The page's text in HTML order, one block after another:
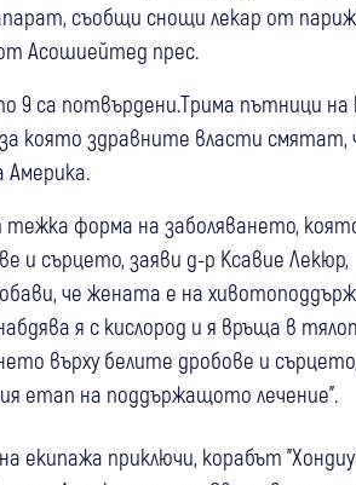
съобщи снощи лекар от
Асошиейтед прес.
9 са потвърдени.Трима пътници на
за която здравните власти смятат,
Америка.
форма на заболяването,
и сърцето, заяви д-р Ксавие Лекюр,
че жената е на
я с кислород и я връща в
върху белите дробове и
етап на поддържащото лечение".
екипажа приключи, корабът